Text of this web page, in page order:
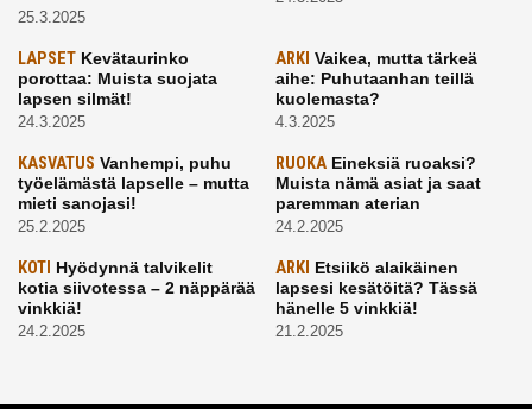
25.3.2025
LAPSET Kevätaurinko
porottaa: Muista suojata
lapsen silmät!
24.3.2025
ARKI Vaikea, mutta tärkeä
aihe: Puhutaanhan teillä
kuolemasta?
4.3.2025
KASVATUS Vanhempi, puhu
työelämästä lapselle – mutta
mieti sanojasi!
25.2.2025
RUOKAEineksiä ruoaksi?
Muista nämä asiat ja saat
paremman aterian
24.2.2025
KOTI Hyödynnä talvikelit
kotia siivotessa – 2 näppärää
vinkkiä!
24.2.2025
ARKI Etsiikö alaikäinen
lapsesi kesätöitä? Tässä
hänelle 5 vinkkiä!
21.2.2025